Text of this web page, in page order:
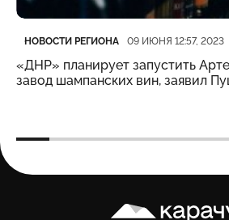
Категория
НОВОСТИ РЕГИОНА
Дата публикации 09 ИЮНЯ 12:57, 2023
«ДНР» планирует запустить
завод шампанских вин, заявил
Карачун